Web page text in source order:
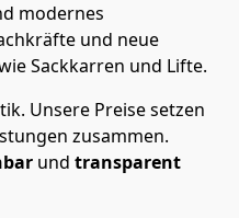
modernes
und neue
Sackkarren und Lifte.
Unsere Preise setzen
zusammen.
und transparent